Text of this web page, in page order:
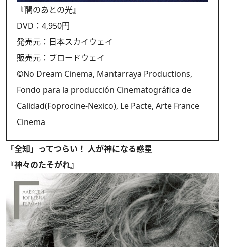
『闇のあとの光』
DVD：4,950円
発売元：日本スカイウェイ
販売元：ブロードウェイ
©No Dream Cinema, Mantarraya Productions,
Fondo para la producción Cinematográfica de
Calidad(Foprocine-Nexico), Le Pacte, Arte France
Cinema
「全知」ってつらい！ 人が神になる惑星
『神々のたそがれ』